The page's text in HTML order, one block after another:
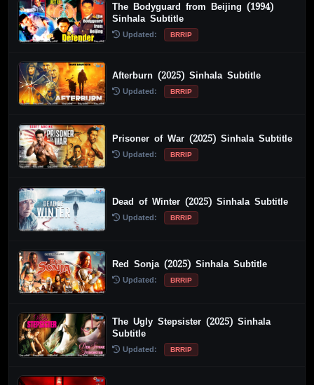
The Bodyguard from Beijing (1994)
Sinhala Subtitle
Updated: BRRIP
Afterburn (2025) Sinhala Subtitle
Updated: BRRIP
Prisoner of War (2025) Sinhala Subtitle
Updated: BRRIP
Dead of Winter (2025) Sinhala Subtitle
Updated: BRRIP
Red Sonja (2025) Sinhala Subtitle
Updated: BRRIP
The Ugly Stepsister (2025) Sinhala
Subtitle
Updated: BRRIP